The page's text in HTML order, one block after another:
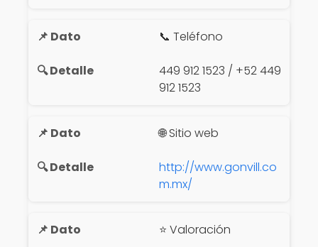
📞 Teléfono
449 912 1523 / +52 449
912 1523
🌐 Sitio web
http://www.gonvill.co
m.mx/
⭐ Valoración